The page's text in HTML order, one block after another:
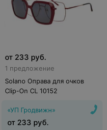
от 233 руб.
1 предложение
Solano Оправа для очков
Clip-On CL 10152
«УП Гродвижн»
от 233 руб.